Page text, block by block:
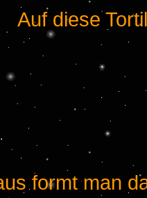
Auf diese
formt man